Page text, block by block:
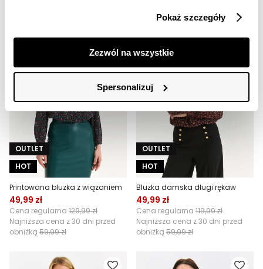
Pokaż szczegóły
Zezwól na wszystkie
Spersonalizuj
OUTLET
HOT
Printowana bluzka z wiązaniem
49,99 zł
Cena regularna 129,99 zł
Najniższa cena z 30 dni przed
obniżką 59,99 zł
OUTLET
HOT
Bluzka damska długi rękaw
49,99 zł
Cena regularna 119,99 zł
Najniższa cena z 30 dni przed
obniżką 59,99 zł